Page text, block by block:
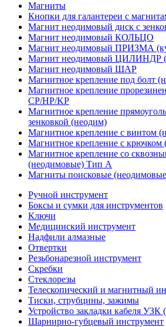
Магниты
Кнопки для галантереи с
Магнит неодимовый диск с
Магнит неодимовый КОЛЬЦО
Магнит неодимовый ПРИЗМА
Магнит неодимовый ЦИЛИНДР
Магнит неодимовый ШАР
Магнитное крепление под болт
Магнитное крепление
CP/HP/KP
Магнитное крепление
зенковкой (неодим)
Магнитное крепление с винтом
Магнитное крепление с
Магнитное крепление со
(неодимовые) Тип А
Магниты поисковые
Ручной инструмент
Боксы и сумки для инструментов
Ключи
Медицинский инструмент
Надфили алмазные
Отвертки
Резьбонарезной инструмент
Скребки
Стеклорезы
Телескопический и магнитный
Тиски, струбцины, зажимы
Устройство закладки кабеля
Шарнирно-губцевый инструмент